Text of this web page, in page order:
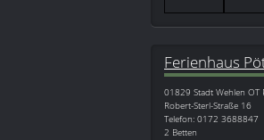
Ferienhaus
01829 Stadt Wehlen OT
Robert-Sterl-Straße 16
Telefon: 0172 3688847
2 Betten